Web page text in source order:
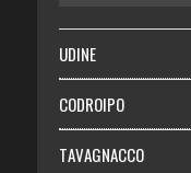
SALUTE
Necrologie
Chi siamo
UDINE
CODROIPO
TAVAGNACCO